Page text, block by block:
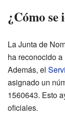
¿Cómo
La Junta de
ha reconocido
Además, el
asignado un
1560643. Esto
oficiales.